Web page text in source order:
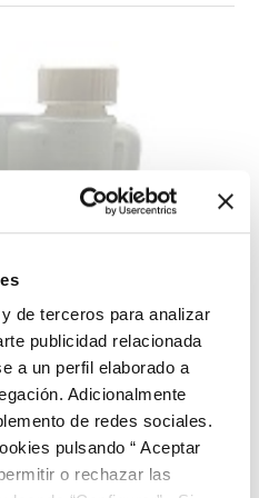
de terceros para analizar
publicidad relacionada
a un perfil elaborado a
Adicionalmente
de redes sociales.
pulsando “ Aceptar
o rechazar las